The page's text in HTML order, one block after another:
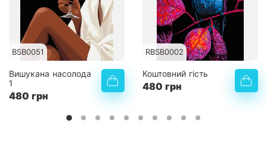
BSB0051
Вишукана насолода
1
480 грн
RBSB0002
Коштовний гість
480 грн